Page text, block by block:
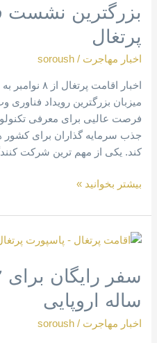
بزرگترین نشست
پرتغال
اخبار مهاجرت /
soroush
اخبار اقامت
میزبان بزرگترین رویداد
فرصت عالیی برای معرفی
جذب سرمایه گذاران برای
کند. یکی از مهم ترین شرکت
فناوری
وب
در
پرتغال
بیشتر بخوانید »
ساله اروپایی
اخبار مهاجرت /
soroush
سفر
هزار
جوان